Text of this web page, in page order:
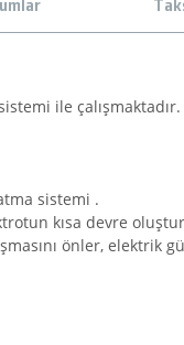
ile
sistemi .
kısa devre
önler, elektrik